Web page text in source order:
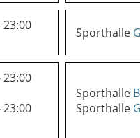
23:00
Sporthalle
23:00
23:00
Sporthalle
Sporthalle